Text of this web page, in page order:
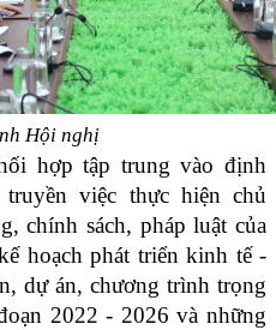
Hội nghị
hợp tập trung vào định
việc thực hiện chủ
chính sách, pháp luật của
hoạch phát triển kinh tế -
dự án, chương trình trọng
2022 - 2026 và những